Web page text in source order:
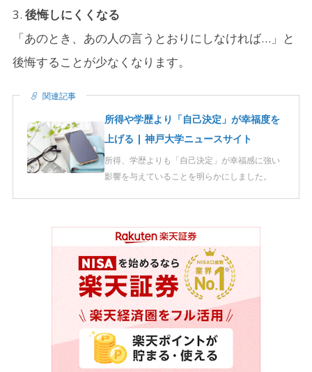
後悔しにくくなる
「あのとき、あの人の言うとおりにしなければ…」と
後悔することが少なくなります。
関連記事
所得や学歴より「自己決定」が幸福度を
上げる | 神戸大学ニュースサイト
所得、学歴よりも「自己決定」が幸福感に強い
影響を与えていることを明らかにしました。